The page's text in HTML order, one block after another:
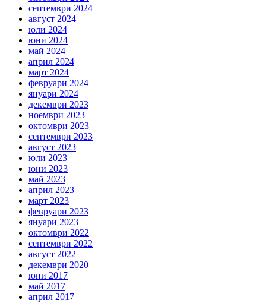
септември 2024
август 2024
юли 2024
юни 2024
май 2024
април 2024
март 2024
февруари 2024
януари 2024
декември 2023
ноември 2023
октомври 2023
септември 2023
август 2023
юли 2023
юни 2023
май 2023
април 2023
март 2023
февруари 2023
януари 2023
октомври 2022
септември 2022
август 2022
декември 2020
юни 2017
май 2017
април 2017